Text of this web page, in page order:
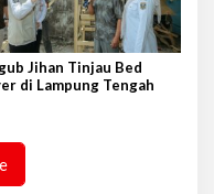
Jihan Tinjau Bed
di Lampung Tengah